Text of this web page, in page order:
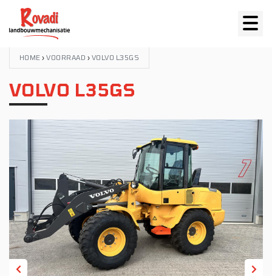
HOME ›VOORRAAD › VOLVO L35GS
VOLVO L35GS